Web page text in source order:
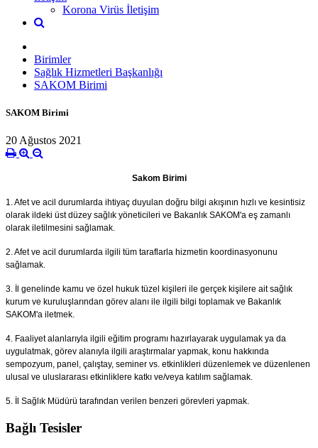
Korona Virüs İletişim
Birimler
Sağlık Hizmetleri Başkanlığı
SAKOM Birimi
SAKOM Birimi
20 Ağustos 2021
Sakom Birimi
1. Afet ve acil durumlarda ihtiyaç duyulan doğru bilgi akışının hızlı ve kesintisiz
olarak ildeki üst düzey sağlık yöneticileri ve Bakanlık SAKOM'a eş zamanlı
olarak iletilmesini sağlamak.
2. Afet ve acil durumlarda ilgili tüm taraflarla hizmetin koordinasyonunu
sağlamak.
3. İl genelinde kamu ve özel hukuk tüzel kişileri ile gerçek kişilere ait sağlık
kurum ve kuruluşlarından görev alanı ile ilgili bilgi toplamak ve Bakanlık
SAKOM'a iletmek.
4. Faaliyet alanlarıyla ilgili eğitim programı hazırlayarak uygulamak ya da
uygulatmak, görev alanıyla ilgili araştırmalar yapmak, konu hakkında
sempozyum, panel, çalıştay, seminer vs. etkinlikleri düzenlemek ve düzenlenen
ulusal ve uluslararası etkinliklere katkı ve/veya katılım sağlamak.
5. İl Sağlık Müdürü tarafından verilen benzeri görevleri yapmak.
Bağlı Tesisler